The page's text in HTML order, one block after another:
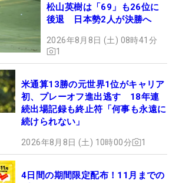
松山英樹は「69」も26位に
後退 日本勢2人が決勝へ
2026年8月8日 (土) 08時41分
1
米通算13勝の元世界1位がキャリア
初、プレーオフ進出逃す 18年連
続出場記録も終止符「何事も永遠に
続けられない」
2026年8月8日 (土) 10時00分 1
4日間の期間限定配布！11月までの